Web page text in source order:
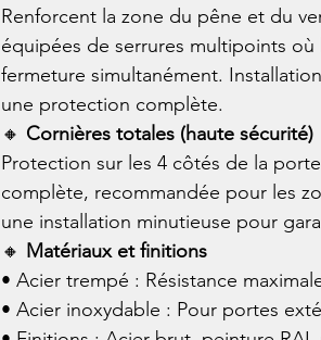
Renforcent la zone du pêne et du
équipées de serrures multipoints
fermeture simultanément.
une protection complète.
🔸 Cornières totales (haute sécurité)
Protection sur les 4 côtés de la
complète, recommandée pour les
une installation minutieuse pour
🔸 Matériaux et finitions
• Acier trempé : Résistance
• Acier inoxydable : Pour portes